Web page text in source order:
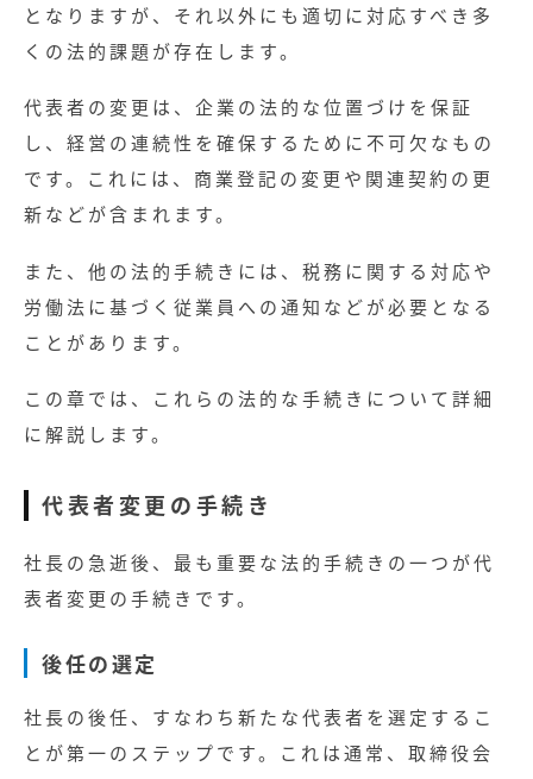
記事
となりますが、それ以外にも適切に対応すべき多
くの法的課題が存在します。
代表者の変更は、企業の法的な位置づけを保証
し、経営の連続性を確保するために不可欠なもの
です。これには、商業登記の変更や関連契約の更
新などが含まれます。
また、他の法的手続きには、税務に関する対応や
労働法に基づく従業員への通知などが必要となる
ことがあります。
この章では、これらの法的な手続きについて詳細
に解説します。
代表者変更の手続き
社長の急逝後、最も重要な法的手続きの一つが代
表者変更の手続きです。
後任の選定
社長の後任、すなわち新たな代表者を選定するこ
とが第一のステップです。これは通常、取締役会